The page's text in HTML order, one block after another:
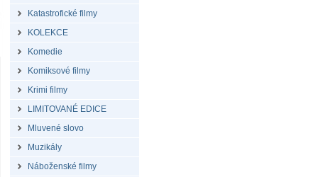
Katastrofické filmy
KOLEKCE
Komedie
Komiksové filmy
Krimi filmy
LIMITOVANÉ EDICE
Mluvené slovo
Muzikály
Náboženské filmy